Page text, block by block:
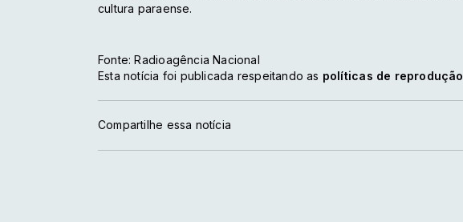
cultura paraense.
Fonte: Radioagência Nacional
Esta notícia foi publicada respeitando as políticas de reprodução
Compartilhe essa notícia